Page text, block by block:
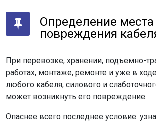
Определение места
повреждения
При перевозке, хранении, подъемно-
работах, монтаже, ремонте и уже в
любого кабеля, силового и
может возникнуть его повреждение.
Опаснее всего последнее условие: